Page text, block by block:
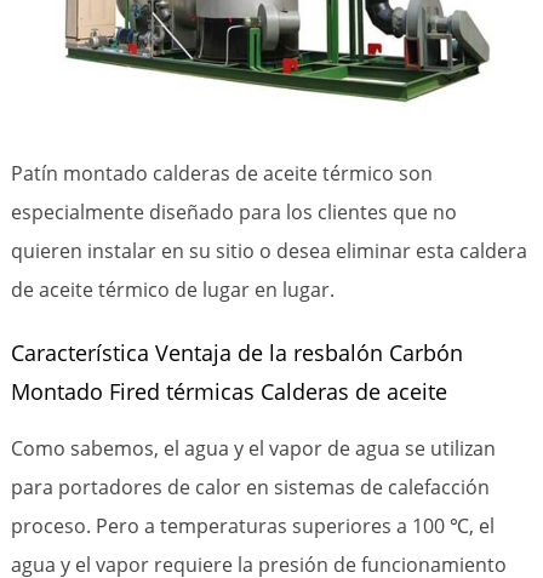
Patín montado calderas de aceite térmico son
especialmente diseñado para los clientes que no
quieren instalar en su sitio o desea eliminar esta caldera
de aceite térmico de lugar en lugar.
Característica Ventaja de la resbalón Carbón
Montado Fired térmicas Calderas de aceite
Como sabemos, el agua y el vapor de agua se utilizan
para portadores de calor en sistemas de calefacción
proceso. Pero a temperaturas superiores a 100 ℃, el
agua y el vapor requiere la presión de funcionamiento